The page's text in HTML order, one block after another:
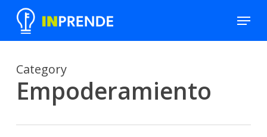
Skip
main
Menu
Category
Empoderamiento